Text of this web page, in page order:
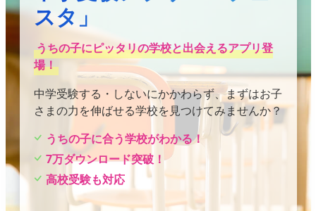
スタ」
うちの子にピッタリの学校と出会えるアプリ登
場！
中学受験する・しないにかかわらず、まずはお子
さまの力を伸ばせる学校を見つけてみませんか？
うちの子に合う学校がわかる！
7万ダウンロード突破！
高校受験も対応